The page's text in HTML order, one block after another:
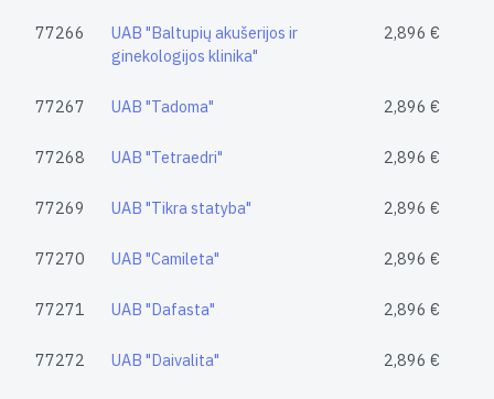
77266
UAB "Baltupių akušerijos ir
ginekologijos klinika"
2,896 €
77267 UAB "Tadoma" 2,896 €
77268 UAB "Tetraedri" 2,896 €
77269 UAB "Tikra statyba" 2,896 €
77270 UAB "Camileta" 2,896 €
77271 UAB "Dafasta" 2,896 €
77272 UAB "Daivalita" 2,896 €